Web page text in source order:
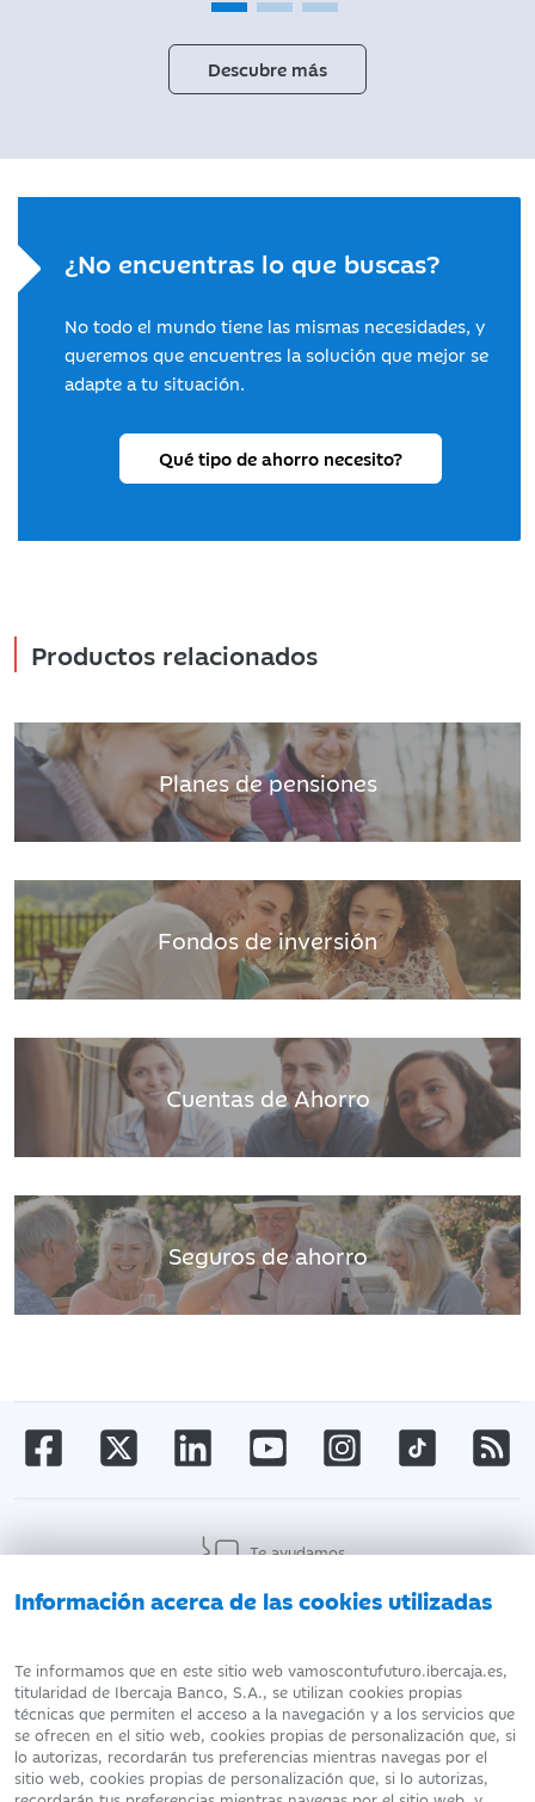
Información acerca de las cookies utilizadas
Te informamos que en este sitio web vamoscontufuturo.ibercaja.es,
titularidad de Ibercaja Banco, S.A., se utilizan cookies propias
técnicas que permiten el acceso a la navegación y a los servicios que
se ofrecen en el sitio web, cookies propias de personalización que, si
lo autorizas, recordarán tus preferencias mientras navegas por el
sitio web, cookies propias de personalización que, si lo autorizas,
Descubre más
¿No encuentras lo que buscas?
No todo el mundo tiene las mismas necesidades, y
queremos que encuentres la solución que mejor se
adapte a tu situación.
Qué tipo de ahorro necesito?
Productos relacionados
Planes de pensiones
Fondos de inversión
Cuentas de Ahorro
Seguros de ahorro
Te ayudamos
DATOS PERSONALES POLÍTICA DE COOKIES